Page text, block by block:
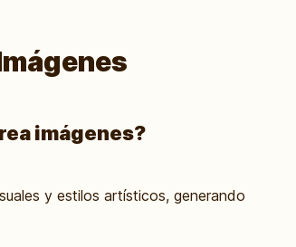
imágenes?
y estilos artísticos, generando